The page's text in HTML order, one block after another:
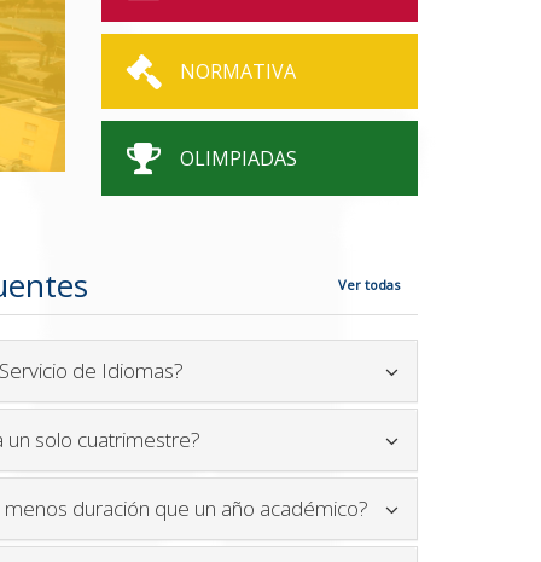
NORMATIVA
OLIMPIADAS
Ver todas
de Idiomas? Icono para plegar y desplegar contenido
solo cuatrimestre? Icono para plegar y desplegar
duración que un año académico? Icono para plegar